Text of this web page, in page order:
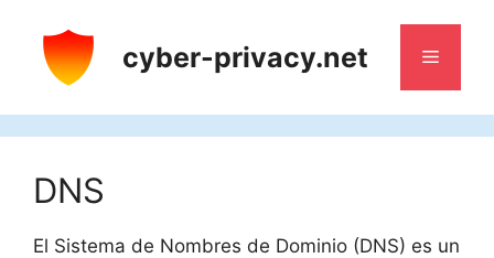
contenido
cyber-privacy.net Menú
DNS
El Sistema de Nombres de Dominio (DNS) es un